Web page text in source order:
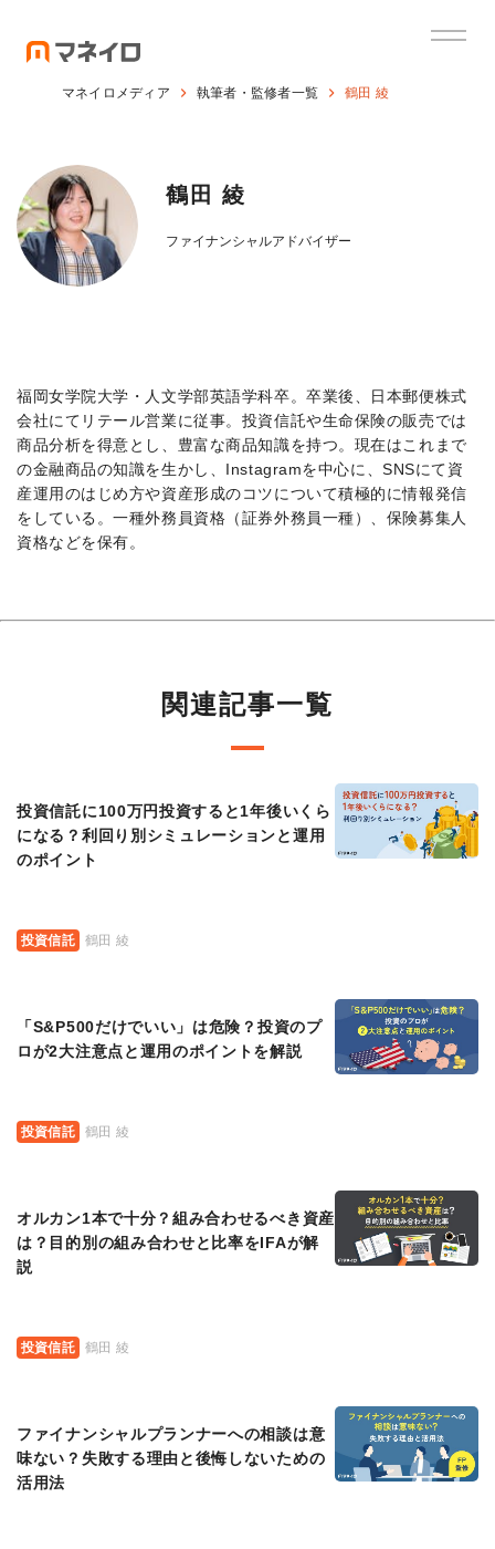
マネイロメディア 執筆者・監修者一覧 鶴田 綾
鶴田 綾
ファイナンシャルアドバイザー
福岡女学院大学・人文学部英語学科卒。卒業後、日本郵便株式
会社にてリテール営業に従事。投資信託や生命保険の販売では
商品分析を得意とし、豊富な商品知識を持つ。現在はこれまで
の金融商品の知識を生かし、Instagramを中心に、SNSにて資
産運用のはじめ方や資産形成のコツについて積極的に情報発信
をしている。一種外務員資格（証券外務員一種）、保険募集人
資格などを保有。
関連記事一覧
投資信託 鶴田 綾
投資信託に100万円投資すると1年後いくら
になる？利回り別シミュレーションと運用
のポイント
投資信託 鶴田 綾
「S&P500だけでいい」は危険？投資のプ
ロが2大注意点と運用のポイントを解説
投資信託 鶴田 綾
オルカン1本で十分？組み合わせるべき資産
は？目的別の組み合わせと比率をIFAが解
説
ファイナンシャルプランナーへの相談は意
味ない？失敗する理由と後悔しないための
活用法